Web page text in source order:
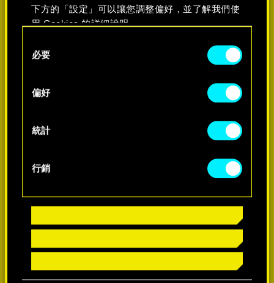
下方的「設定」可以讓您調整偏好，並了解我們使
用 Cookies 的詳細說明。
Selection
必要
偏好
統計
行銷